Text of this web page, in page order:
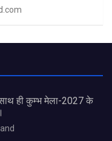
ही कुम्भ मेला-2027 के